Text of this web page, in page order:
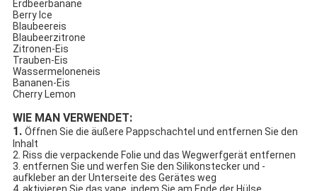
Erdbeerbanane
Berry Ice
Blaubeereis
Blaubeerzitrone
Zitronen-Eis
Trauben-Eis
Wassermeloneneis
Bananen-Eis
Cherry Lemon
WIE MAN VERWENDET:
1. Öffnen Sie die äußere Pappschachtel und entfernen Sie den
Inhalt
2. Riss die verpackende Folie und das Wegwerfgerät entfernen
3. entfernen Sie und werfen Sie den Silikonstecker und -
aufkleber an der Unterseite des Gerätes weg